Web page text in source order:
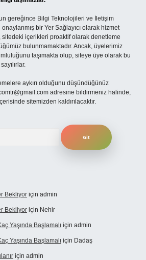
gereğince Bilgi Teknolojileri ve İletişim
bir Yer Sağlayıcı olarak hizmet
içerikleri proaktif olarak denetleme
bulunmamaktadır. Ancak, üyelerimiz
taşımakta olup, siteye üye olarak bu
aykırı olduğunu düşündüğünüz
adresine bildirmeniz halinde,
sitemizden kaldırılacaktır.
Bekliyor için admin
Bekliyor için Nehir
Yaşında Başlamalı için admin
Yaşında Başlamalı için Dadaş
için admin